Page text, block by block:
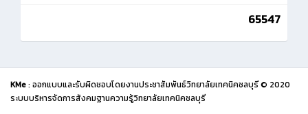
65547
KMe: ออกแบบและรับผิดชอบโดยงานประชาสัมพันธ์วิทยาลัยเทคนิคชลบุรี © 2020
ระบบบริหารจัดการสังคมฐานความรู้วิทยาลัยเทคนิคชลบุรี